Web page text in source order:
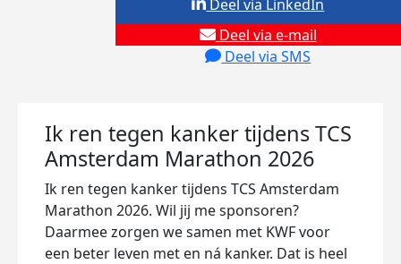
Deel via e-mail
Deel via SMS
Deel via LinkedIn
Ik ren tegen kanker tijdens TCS
Amsterdam Marathon 2026
Ik ren tegen kanker tijdens TCS Amsterdam
Marathon 2026. Wil jij me sponsoren?
Daarmee zorgen we samen met KWF voor
een beter leven met en ná kanker. Dat is heel